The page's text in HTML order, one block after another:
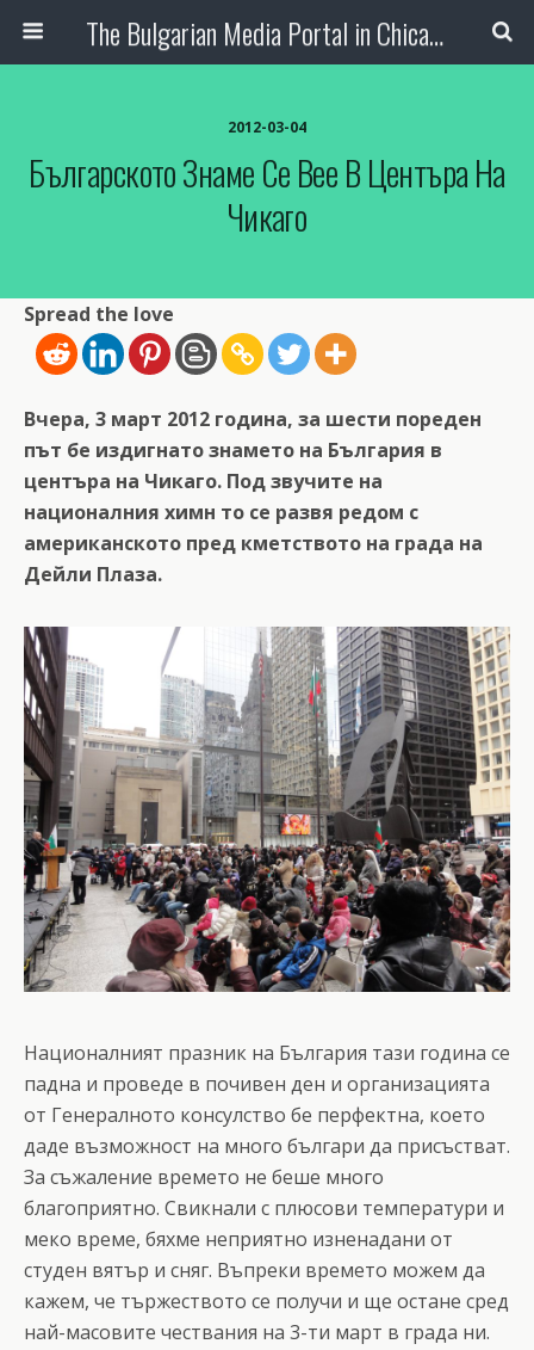
The Bulgarian Media Portal in Chicago
2012-03-04
Българското Знаме Се Вее В Центъра На
Чикаго
Spread the love
Вчера, 3 март 2012 година, за шести пореден
път бе издигнато знамето на България в
центъра на Чикаго. Под звучите на
националния химн то се развя редом с
американското пред кметството на града на
Дейли Плаза.
Националният празник на България тази година се
падна и проведе в почивен ден и организацията
от Генералното консулство бе перфектна, което
даде възможност на много българи да присъстват.
За съжаление времето не беше много
благоприятно. Свикнали с плюсови температури и
меко време, бяхме неприятно изненадани от
студен вятър и сняг. Въпреки времето можем да
кажем, че тържеството се получи и ще остане сред
най-масовите чествания на 3-ти март в града ни.